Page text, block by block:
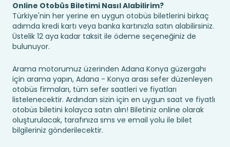
Online Otobüs Biletimi Nasıl Alabilirim?
Türkiye'nin her yerine en uygun otobüs biletlerini birkaç
adımda kredi kartı veya banka kartınızla satın alabilirsiniz.
Üstelik 12 aya kadar taksit ile ödeme seçeneğiniz de
bulunuyor.
Arama motorumuz üzerinden Adana Konya güzergahı
için arama yapın, Adana - Konya arası sefer düzenleyen
otobüs firmaları, tüm sefer saatleri ve fiyatları
listelenecektir. Ardından sizin için en uygun saat ve fiyatlı
otobüs biletini kolayca satın alın! Biletiniz online olarak
oluşturulacak, tarafınıza sms ve email yolu ile bilet
bilgileriniz gönderilecektir.